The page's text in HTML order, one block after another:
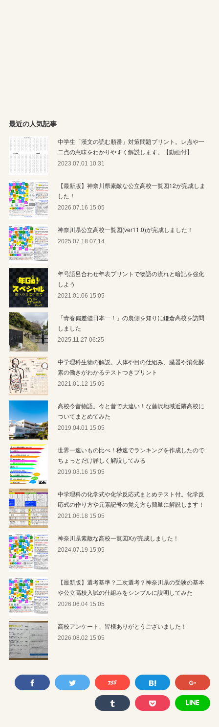
最近の人気記事
中学生「漢文の読む順番」対策問題プリント。レ点や一
二点の意味をわかりやすく解説します。【動画付】
2023.07.01 10:31
【最新版】神奈川県素敵な公立高校一覧図12が完成しま
した！
2026.07.16 15:05
神奈川県公立高校一覧図(ver11.0)が完成しました！
2025.07.18 07:14
年号語呂合わせ年表プリントで物語の流れと暗記を強化
しよう
2021.01.06 15:05
「青春偏差値日本一！」の裏側を知りに鎌倉高校を訪問
しました
2025.11.27 06:25
中学理科生物の解説。人体や目の仕組み、臓器や消化酵
素の働きがわかるテストつきプリント
2021.01.12 15:05
高校今昔物語。今と昔で大違い！な藤沢地域近隣高校に
ついてまとめてみた
2019.04.01 15:05
世界一速いもの比べ！秒速でランキングを作成したので
ちょっとだけ詳しく解説してみる
2019.03.16 15:05
中学理科の化学式や化学反応式まとめテスト付。化学反
応式の作り方や元素記号の覚え方も簡単に解説します！
2021.06.18 15:05
神奈川県素敵な高校一覧図Xが完成しました！
2024.07.19 15:05
【最新版】選考基準？二次選考？神奈川県の受験の基本
や公立高校入試の仕組みをシンプルに説明してみた
2026.06.04 15:05
高校アンケート、皆様ありがとうございました！
2026.08.02 15:05